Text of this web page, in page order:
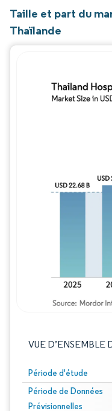
Taille et part du
Thaïlande
VUE D’ENSEMBLE
Période d'étude
Période de Données
Prévisionnelles